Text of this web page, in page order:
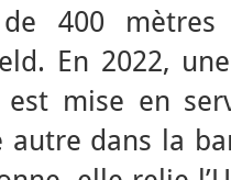
de 400
En 2022,
mise en
autre dans la